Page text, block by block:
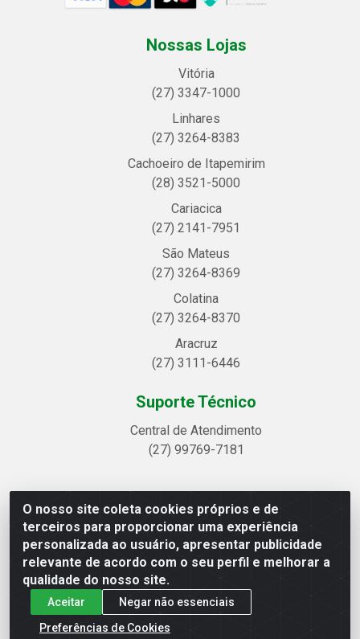
O nosso site coleta cookies próprios e de
terceiros para proporcionar uma experiência
personalizada ao usuário, apresentar publicidade
relevante de acordo com o seu perfil e melhorar a
qualidade do nosso site.
Aceitar
Negar não essenciais
Preferências de Cookies
Nossas Lojas
Vitória
(27) 3347-1000
Linhares
(27) 3264-8383
Cachoeiro de Itapemirim
(28) 3521-5000
Cariacica
(27) 2141-7951
São Mateus
(27) 3264-8369
Colatina
(27) 3264-8370
Aracruz
(27) 3111-6446
Suporte Técnico
Central de Atendimento
(27) 99769-7181
Linhavix Distribuidora LTDA - Avenida Alegre, 2521 -
Quadra314 Lote 05 e 07 - Shell, Linhares/ES - CEP
29.901-605 - CNPJ 20.857.514/0001-75